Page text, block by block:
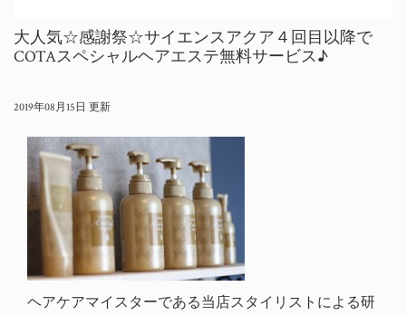
大人気☆感謝祭☆サイエンスアクア４回目以降で
COTAスペシャルヘアエステ無料サービス♪
2019年08月15日 更新
ヘアケアマイスターである当店スタイリストによる研